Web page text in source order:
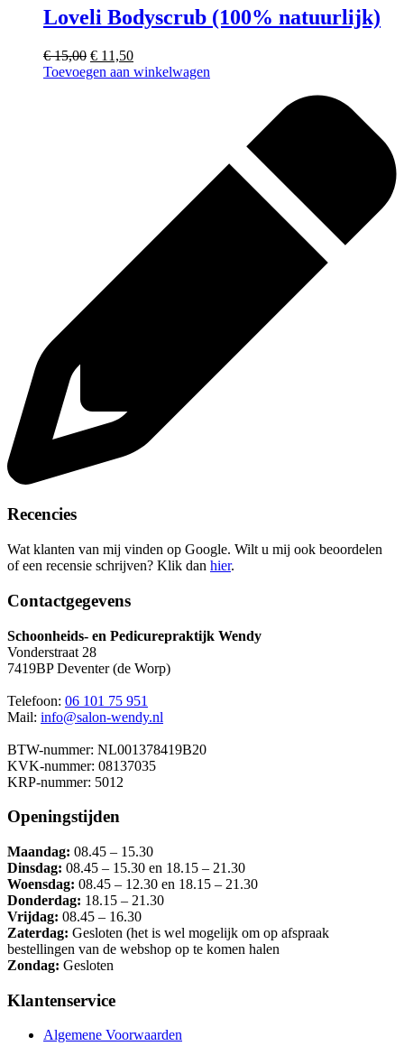
Loveli Bodyscrub (100% natuurlijk)
€15,00 Oorspronkelijke
prijs
€ 11,50Huidige
prijs
Toevoegen aan winkelwagen
Recencies
Wat klanten van mij vinden op Google. Wilt u mij ook beoordelen
of een recensie schrijven? Klik dan hier.
Contactgegevens
Schoonheids- en Pedicurepraktijk Wendy
Vonderstraat 28
7419BP Deventer (de Worp)
Telefoon: 06 101 75 951
Mail: info@salon-wendy.nl
BTW-nummer: NL001378419B20
KVK-nummer: 08137035
KRP-nummer: 5012
Openingstijden
Maandag: 08.45 – 15.30
Dinsdag: 08.45 – 15.30 en 18.15 – 21.30
Woensdag: 08.45 – 12.30 en 18.15 – 21.30
Donderdag: 18.15 – 21.30
Vrijdag: 08.45 – 16.30
Zaterdag: Gesloten (het is wel mogelijk om op afspraak
bestellingen van de webshop op te komen halen
Zondag: Gesloten
Klantenservice
Algemene Voorwaarden